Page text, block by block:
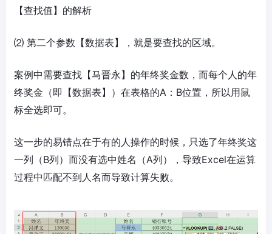
【查找值】的解析
⑵ 第二个参数【数据表】，就是要查找的区域。
案例中需要查找【马晋永】的年终奖金数，而每个人的年
终奖金（即【数据表】）在表格的A：B位置，所以用鼠
标全选即可。
这一步的易错点在于有的人操作的时候，只选了年终奖这
一列（B列）而没有选中姓名（A列），导致Excel在运算
过程中匹配不到人名而导致计算失败。